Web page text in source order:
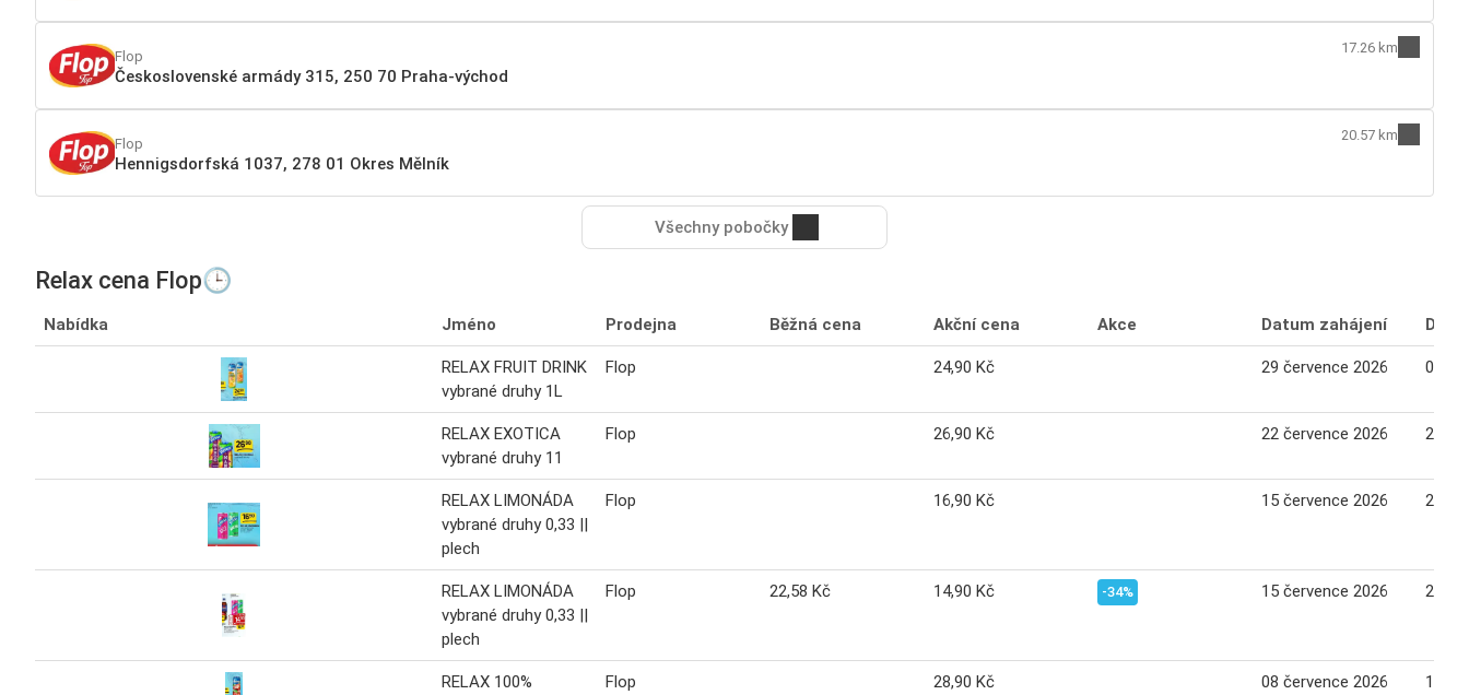
Flop
Československé armády 315, 250 70 Praha-východ
17.26 km
Flop
Hennigsdorfská 1037, 278 01 Okres Mělník
20.57 km
Všechny pobočky
Relax cena Flop🕒
Nabídka Jméno Prodejna Běžná cena Akční cena Akce Datum zahájení
RELAX FRUIT DRINK
vybrané druhy 1L
Flop 24,90 Kč 29 července 2026 04
RELAX EXOTICA
vybrané druhy 11
Flop 26,90 Kč 22 července 2026 28
RELAX LIMONÁDA
vybrané druhy 0,33 ||
plech
Flop 16,90 Kč 15 července 2026 21
RELAX LIMONÁDA
vybrané druhy 0,33 ||
plech
Flop 22,58 Kč 14,90 Kč -34% 15 července 2026 21
RELAX 100%
Flop 28,90 Kč 08 července 2026 14